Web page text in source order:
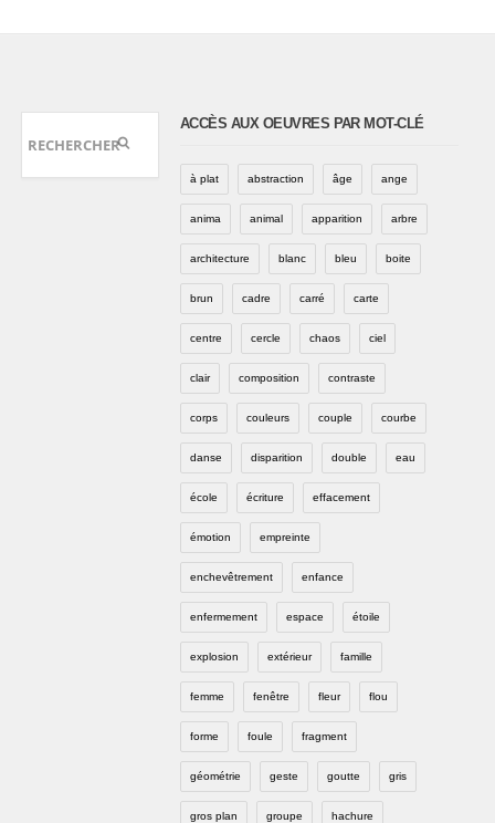
ACCÈS AUX OEUVRES PAR MOT-CLÉ
à plat abstraction âge ange
anima animal apparition arbre
architecture blanc bleu boite
brun cadre carré carte
centre cercle chaos ciel
clair composition contraste
corps couleurs couple courbe
danse disparition double eau
école écriture effacement
émotion empreinte
enchevêtrement enfance
enfermement espace étoile
explosion extérieur famille
femme fenêtre fleur flou
forme foule fragment
géométrie geste goutte gris
gros plan groupe hachure